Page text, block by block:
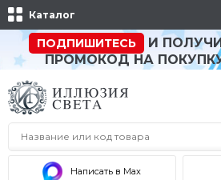
Каталог
ПОДПИШИТЕСЬ
И
ПРОМОКОД НА
Написать в Max